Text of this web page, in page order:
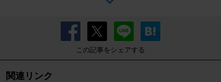
この記事をシェアする
関連リンク